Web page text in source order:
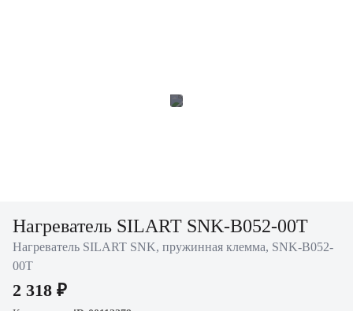
Нагреватель SILART SNK-B052-00T
Нагреватель SILART SNK, пружинная клемма, SNK-B052-
00T
2 318 ₽